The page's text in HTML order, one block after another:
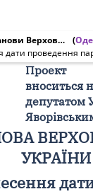
Проект Постанови Верховної Ради України від 05.11.2009 № 5317 (